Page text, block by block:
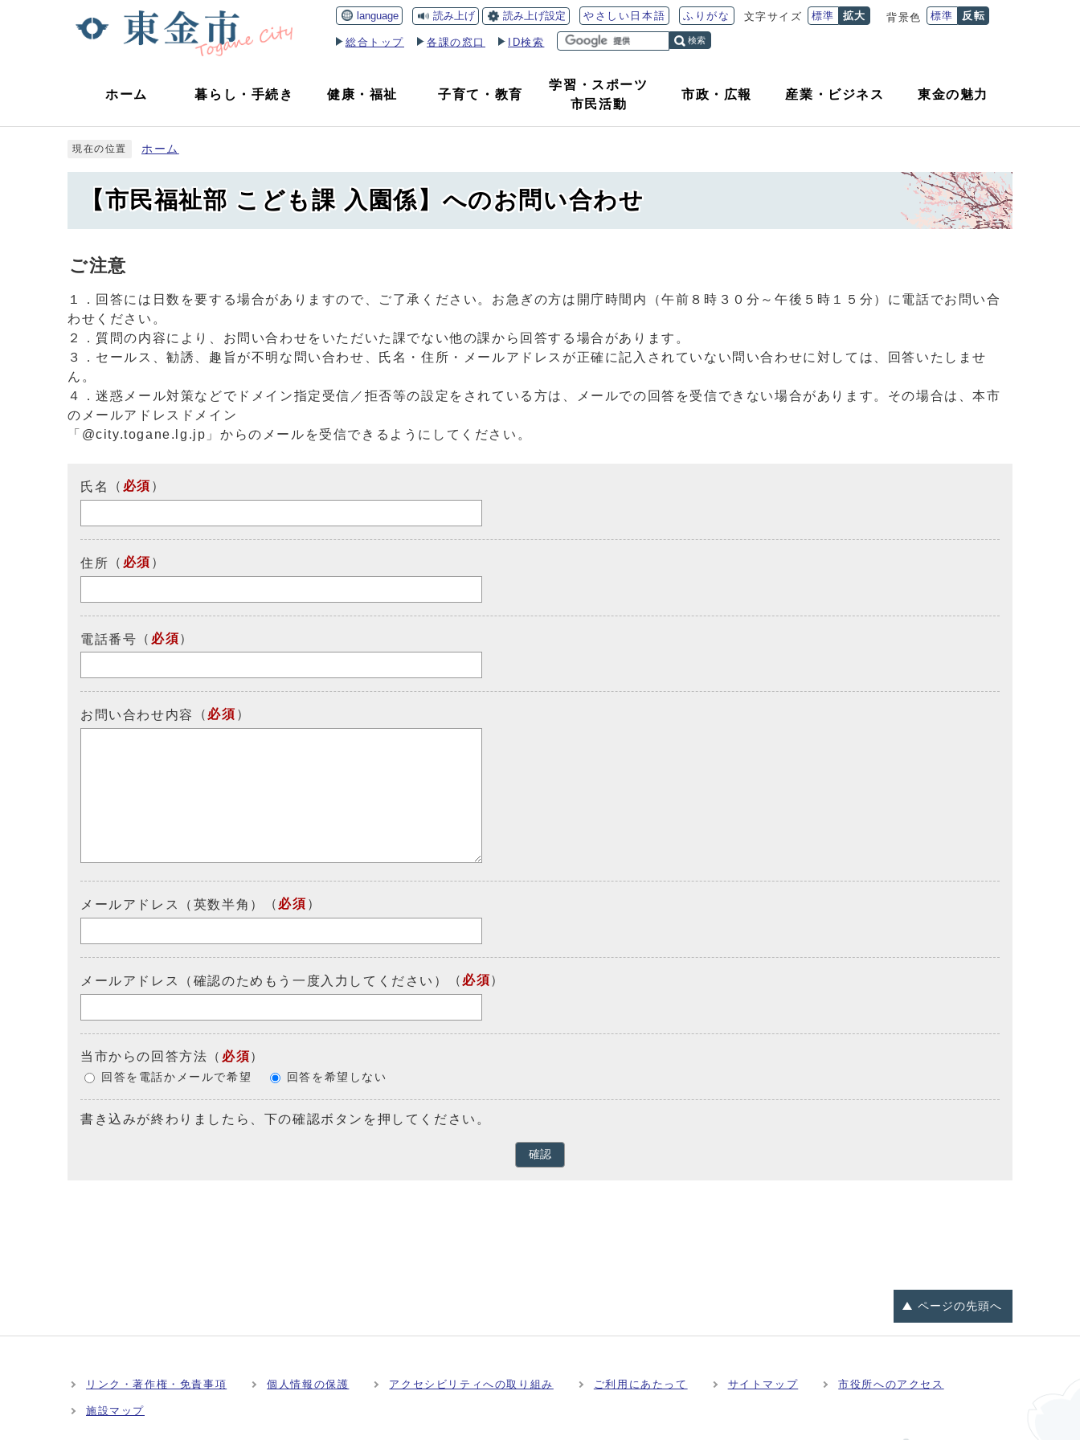
language 読み上げ 読み上げ設定 やさしい日本語 ふりがな 文字サイズ 標準 拡大 背景色 標準 反転
総合トップ 各課の窓口 ID検索 検索
ホーム 暮らし ・ 手続き 健康 ・福祉 子育て ・ 教育
学習・スポーツ
市民活動
市政 ・ 広報 産業 ・ ビジネス 東金の魅力
現在の位置 ホーム
【市民福祉部 こども課 入園係】へのお問い合わせ
ご注意
１．回答には日数を要する場合がありますので、ご了承ください。お急ぎの方は開庁時間内（午前８時３０分～午後５時１５分）に電話でお問い合
わせください。
２．質問の内容により、お問い合わせをいただいた課でない他の課から回答する場合があります。
３．セールス、勧誘、趣旨が不明な問い合わせ、氏名・住所・メールアドレスが正確に記入されていない問い合わせに対しては、回答いたしませ
ん。
４．迷惑メール対策などでドメイン指定受信／拒否等の設定をされている方は、メールでの回答を受信できない場合があります。その場合は、本市
のメールアドレスドメイン
「@city.togane.lg.jp」からのメールを受信できるようにしてください。
氏名 （ 必須 ）
住所 （ 必須 ）
電話番号 （ 必須）
お問い合わせ内容 （ 必須 ）
メールアドレス（英数半角） （ 必須 ）
メールアドレス（確認のためもう一度入力してください） （ 必須）
当市からの回答方法 （ 必須）
回答を電話かメールで希望 回答を希望しない
書き込みが終わりましたら、下の確認ボタンを押してください。
確認
ページの先頭へ
リンク・著作権・免責事項 個人情報の保護 アクセシビリティへの取り組み ご利用にあたって サイトマップ 市役所へのアクセス
施設マップ